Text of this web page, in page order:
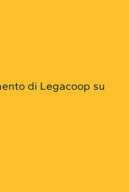
di Legacoop su